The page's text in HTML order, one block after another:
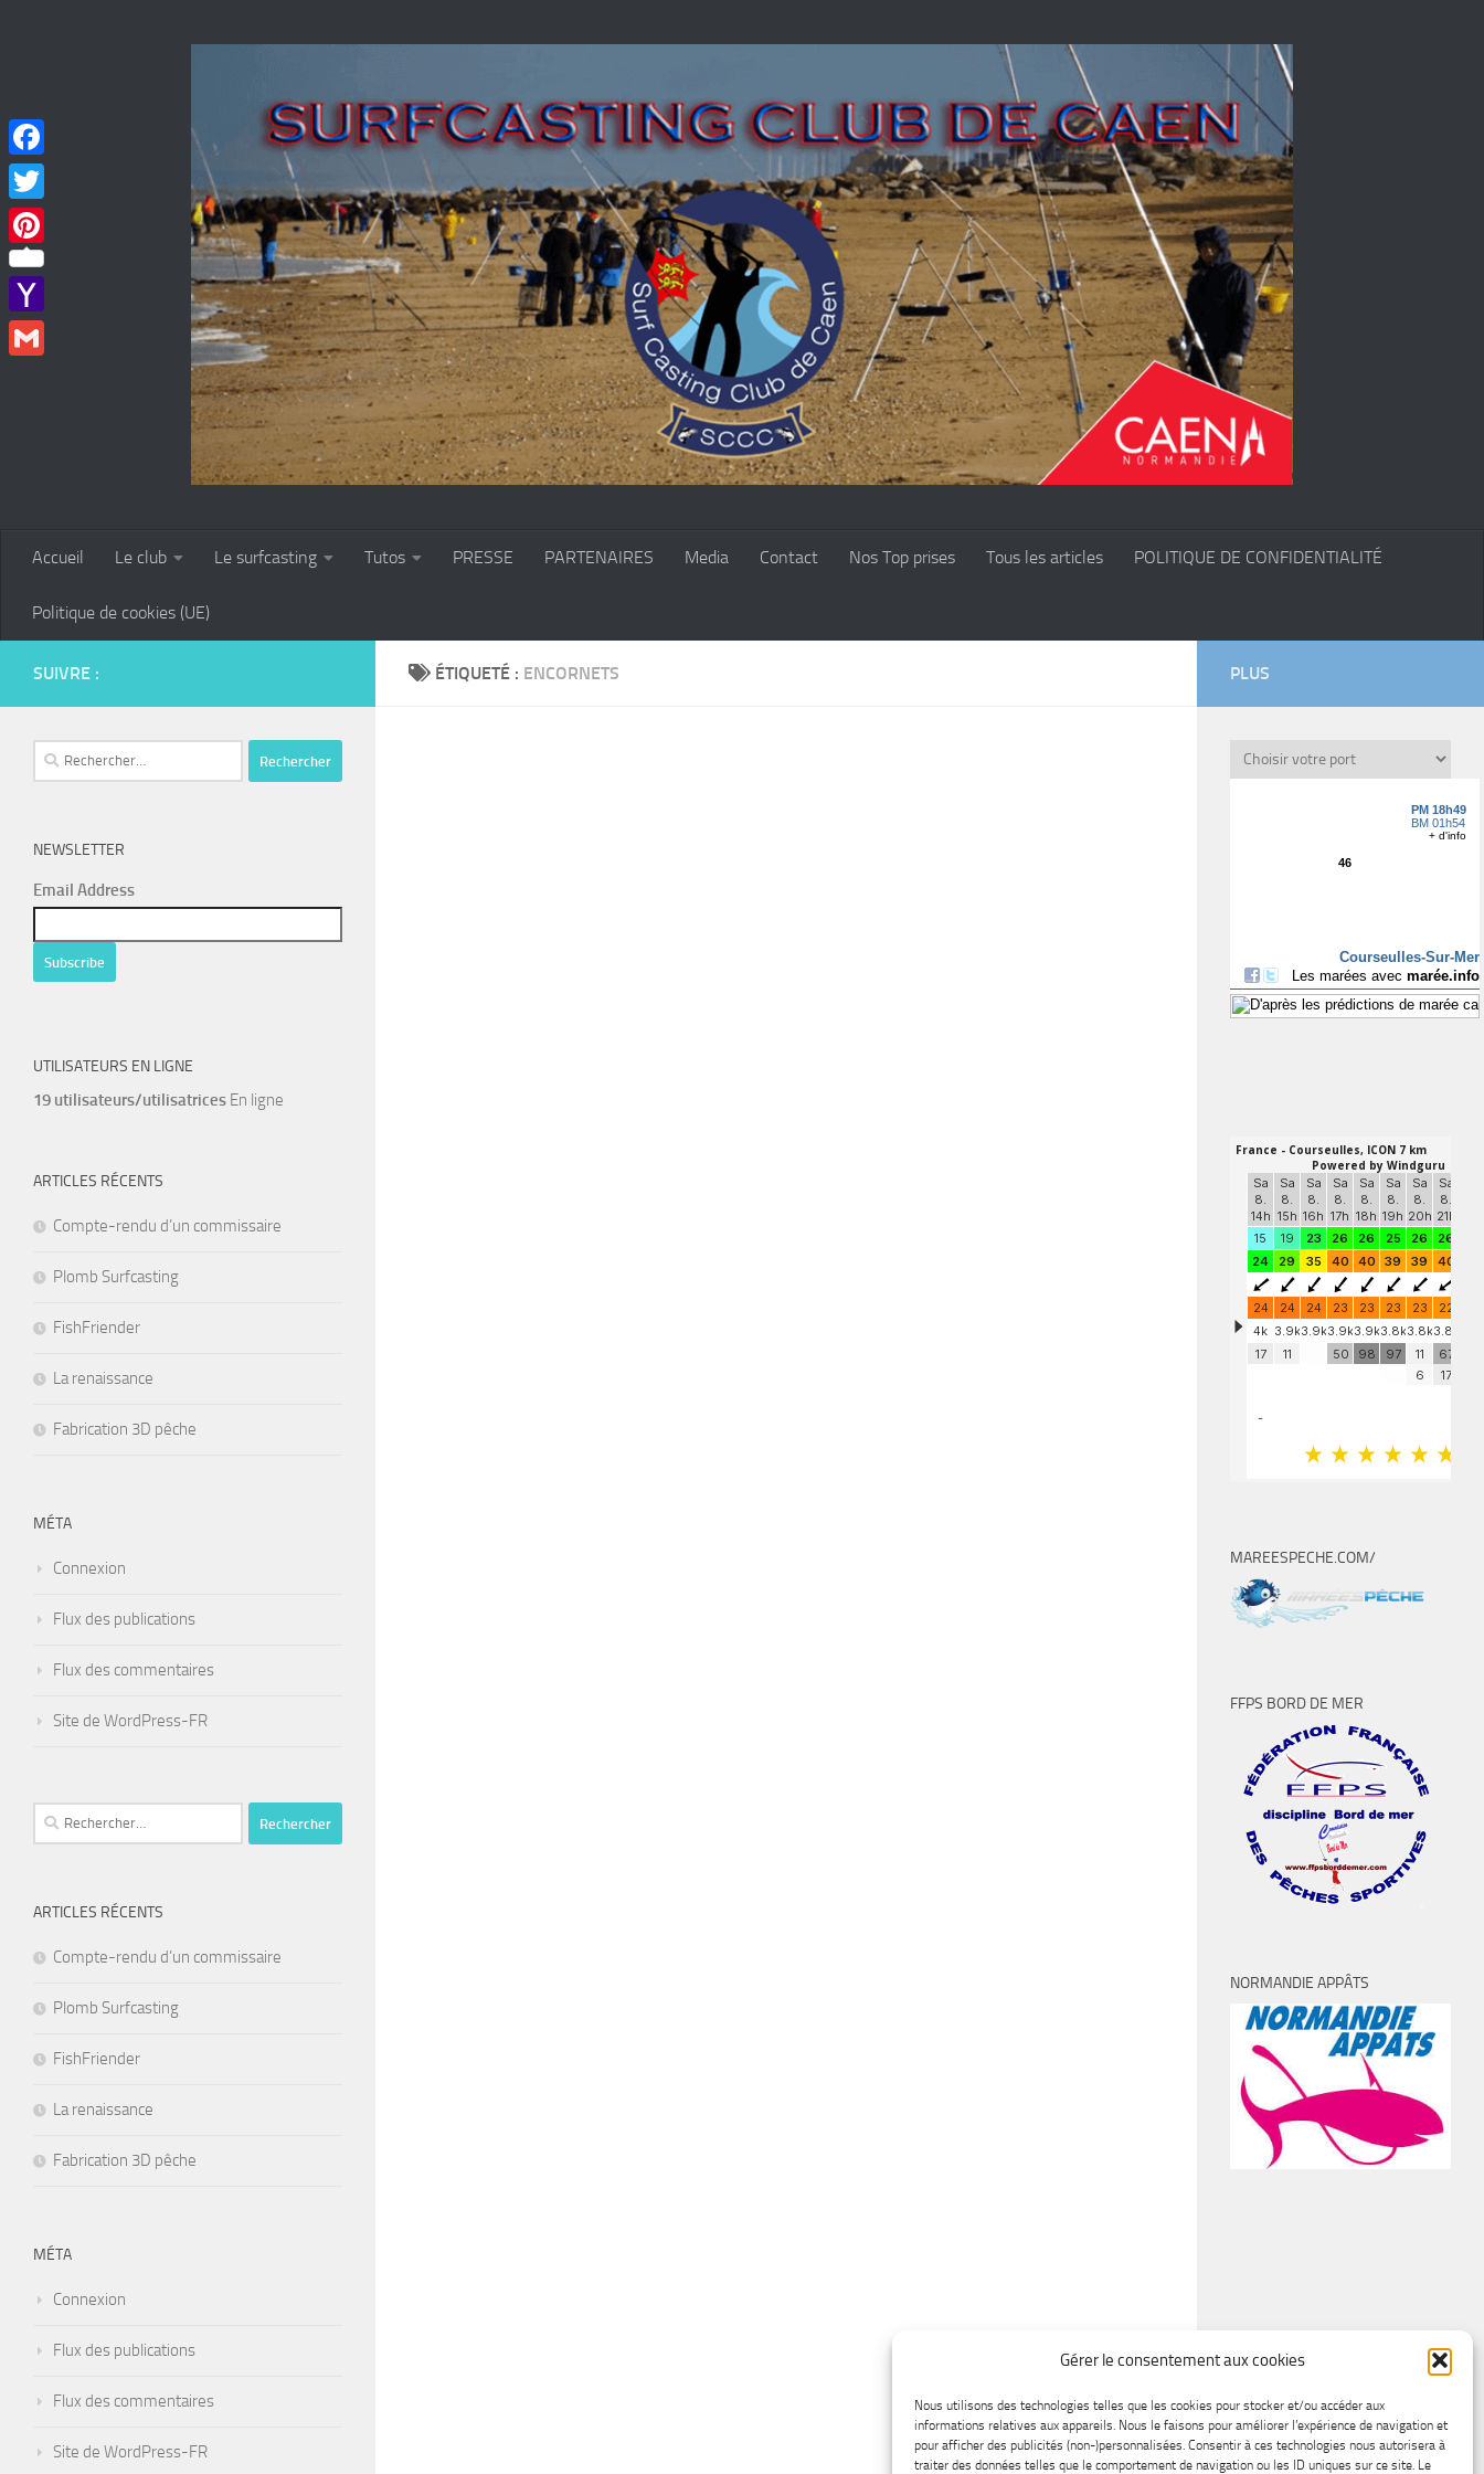
Gérer le consentement aux cookies
Nous utilisons des technologies telles que les cookies pour stocker et/ou accéder aux
informations relatives aux appareils. Nous le faisons pour améliorer l’expérience de navigation et
pour afficher des publicités (non-)personnalisées. Consentir à ces technologies nous autorisera à
traiter des données telles que le comportement de navigation ou les ID uniques sur ce site. Le
Accueil Le club Le surfcasting Tutos PRESSE PARTENAIRES Media Contact Nos Top prises Tous les articles POLITIQUE DE CONFIDENTIALITÉ
Politique de cookies (UE)
ÉTIQUETÉ : ENCORNETS
SUIVRE :
Rechercher :
NEWSLETTER
Email Address
UTILISATEURS EN LIGNE
19 utilisateurs/utilisatrices En ligne
ARTICLES RÉCENTS
Compte-rendu d’un commissaire
Plomb Surfcasting
FishFriender
La renaissance
Fabrication 3D pêche
MÉTA
Connexion
Flux des publications
Flux des commentaires
Site de WordPress-FR
Rechercher :
ARTICLES RÉCENTS
Compte-rendu d’un commissaire
Plomb Surfcasting
FishFriender
La renaissance
Fabrication 3D pêche
MÉTA
Connexion
Flux des publications
Flux des commentaires
Site de WordPress-FR
PLUS
MAREESPECHE.COM/
FFPS BORD DE MER
NORMANDIE APPÂTS
Facebook
Twitter
Pinterest
Yahoo